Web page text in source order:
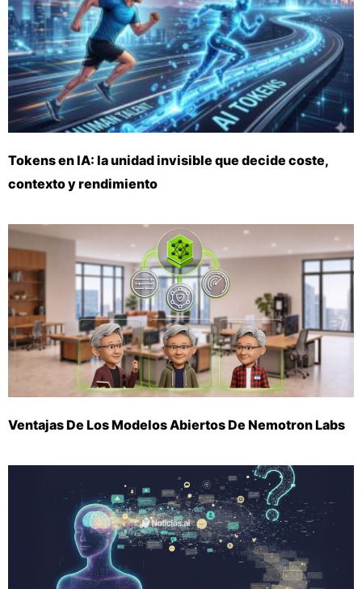
Tokens en IA: la unidad invisible que decide coste,
contexto y rendimiento
Ventajas De Los Modelos Abiertos De Nemotron Labs